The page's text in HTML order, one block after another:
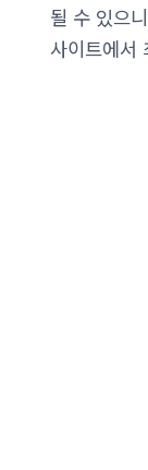
될 수 있으
사이트에서